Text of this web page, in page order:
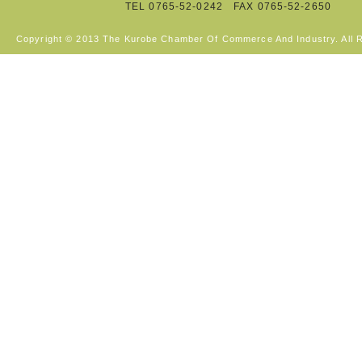
TEL 0765-52-0242 FAX 0765-52-2650
Copyright © 2013 The Kurobe Chamber Of Commerce And Industry. All